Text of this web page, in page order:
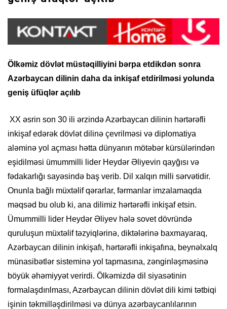
Ölkəmiz dövlət müstəqilliyini bərpa etdikdən sonra
Azərbaycan dilinin daha da inkişaf etdirilməsi yolunda
geniş üfüqlər açılıb
XX əsrin son 30 ili ərzində Azərbaycan dilinin hərtərəfli
inkişaf edərək dövlət dilinə çevrilməsi və diplomatiya
aləminə yol açması hətta dünyanın mötəbər kürsülərindən
eşidilməsi ümummilli lider Heydər Əliyevin qayğısı və
fədakarlığı sayəsində baş verib. Dil xalqın milli sərvətidir.
Onunla bağlı müxtəlif qərarlar, fərmanlar imzalamaqda
məqsəd bu olub ki, ana dilimiz hərtərəfli inkişaf etsin.
Ümummilli lider Heydər Əliyev hələ sovet dövründə
quruluşun müxtəlif təzyiqlərinə, diktələrinə baxmayaraq,
Azərbaycan dilinin inkişafı, hərtərəfli inkişafına, beynəlxalq
münasibətlər sisteminə yol tapmasına, zənginləşməsinə
böyük əhəmiyyət verirdi. Ölkəmizdə dil siyasətinin
formalaşdırılması, Azərbaycan dilinin dövlət dili kimi tətbiqi
işinin təkmilləşdirilməsi və dünya azərbaycanlılarının